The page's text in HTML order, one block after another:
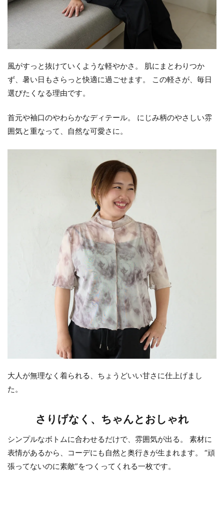
風がすっと抜けていくような軽やかさ。 肌にまとわりつか
ず、暑い日もさらっと快適に過ごせます。 この軽さが、毎日
選びたくなる理由です。
首元や袖口のやわらかなディテール。 にじみ柄のやさしい雰
囲気と重なって、自然な可愛さに。
大人が無理なく着られる、ちょうどいい甘さに仕上げまし
た。
さりげなく、ちゃんとおしゃれ
シンプルなボトムに合わせるだけで、雰囲気が出る。 素材に
表情があるから、コーデにも自然と奥行きが生まれます。 “頑
張ってないのに素敵”をつくってくれる一枚です。